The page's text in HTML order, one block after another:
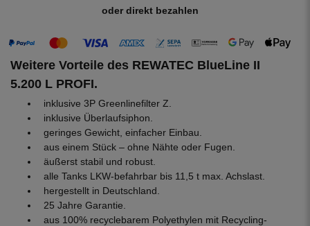
oder direkt bezahlen
Weitere Vorteile des REWATEC BlueLine II
5.200 L PROFI.
inklusive 3P Greenlinefilter Z.
inklusive Überlaufsiphon.
geringes Gewicht, einfacher Einbau.
aus einem Stück – ohne Nähte oder Fugen.
äußerst stabil und robust.
alle Tanks LKW-befahrbar bis 11,5 t max. Achslast.
hergestellt in Deutschland.
25 Jahre Garantie.
aus 100% recyclebarem Polyethylen mit Recycling-